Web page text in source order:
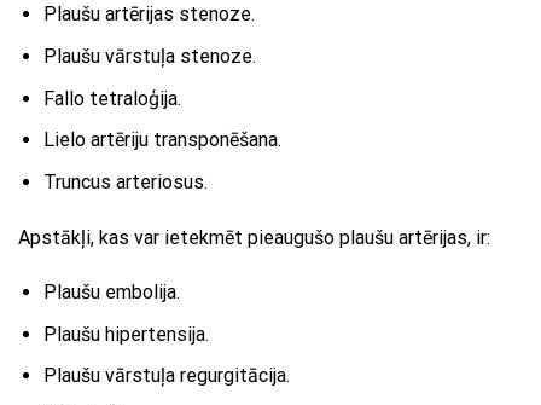
Plaušu artērijas stenoze.
Plaušu vārstuļa stenoze.
Fallo tetraloģija.
Lielo artēriju transponēšana.
Truncus arteriosus.
Apstākļi, kas var ietekmēt pieaugušo plaušu artērijas, ir:
Plaušu embolija.
Plaušu hipertensija.
Plaušu vārstuļa regurgitācija.